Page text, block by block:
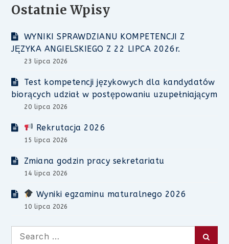
Ostatnie Wpisy
WYNIKI SPRAWDZIANU KOMPETENCJI Z
JĘZYKA ANGIELSKIEGO Z 22 LIPCA 2026r.
23 lipca 2026
Test kompetencji językowych dla kandydatów
biorących udział w postępowaniu uzupełniającym
20 lipca 2026
Rekrutacja 2026
15 lipca 2026
Zmiana godzin pracy sekretariatu
14 lipca 2026
Wyniki egzaminu maturalnego 2026
10 lipca 2026
Search